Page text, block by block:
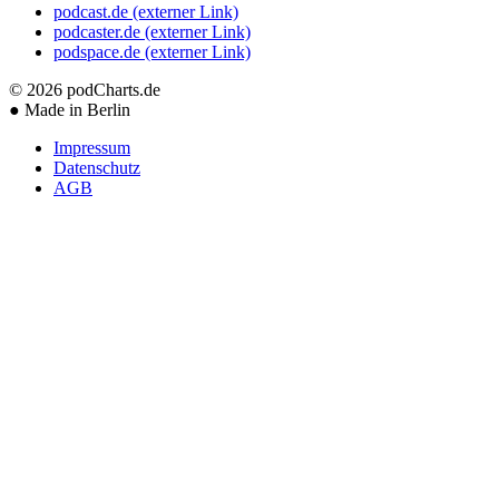
podcast.de (externer Link)
podcaster.de (externer Link)
podspace.de (externer Link)
© 2026 podCharts.de
● Made in Berlin
Impressum
Datenschutz
AGB